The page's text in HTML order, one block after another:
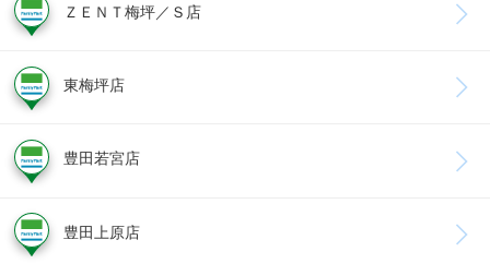
ＺＥＮＴ梅坪／Ｓ店
東梅坪店
豊田若宮店
豊田上原店